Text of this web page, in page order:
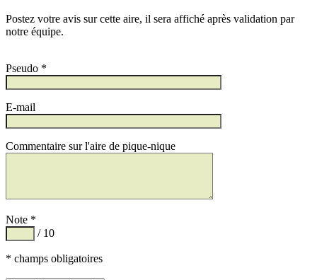
Postez votre avis sur cette aire, il sera affiché après validation par
notre équipe.
Pseudo *
E-mail
Commentaire sur l'aire de pique-nique
Note *
/ 10
* champs obligatoires